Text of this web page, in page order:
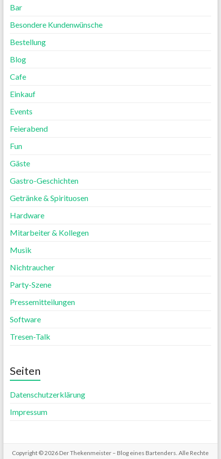
Bar
Besondere Kundenwünsche
Bestellung
Blog
Cafe
Einkauf
Events
Feierabend
Fun
Gäste
Gastro-Geschichten
Getränke & Spirituosen
Hardware
Mitarbeiter & Kollegen
Musik
Nichtraucher
Party-Szene
Pressemitteilungen
Software
Tresen-Talk
Seiten
Datenschutzerklärung
Impressum
Copyright © 2026 Der Thekenmeister – Blog eines Bartenders. Alle Rechte